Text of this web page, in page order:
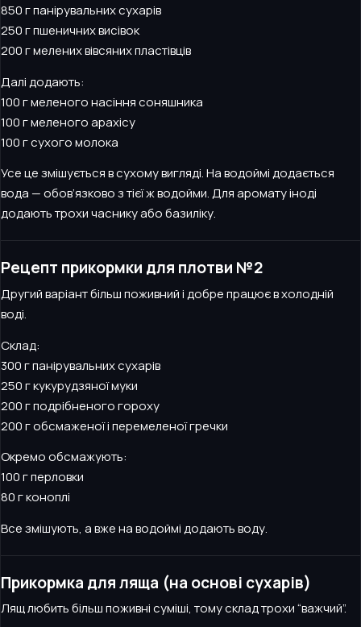
850 г панірувальних сухарів
250 г пшеничних висівок
200 г мелених вівсяних пластівців
Далі додають:
100 г меленого насіння соняшника
100 г меленого арахісу
100 г сухого молока
Усе це змішується в сухому вигляді. На водоймі додається
вода — обов’язково з тієї ж водойми. Для аромату іноді
додають трохи часнику або базиліку.
Рецепт прикормки для плотви №2
Другий варіант більш поживний і добре працює в холодній
воді.
Склад:
300 г панірувальних сухарів
250 г кукурудзяної муки
200 г подрібненого гороху
200 г обсмаженої і перемеленої гречки
Окремо обсмажують:
100 г перловки
80 г коноплі
Все змішують, а вже на водоймі додають воду.
Прикормка для ляща (на основі сухарів)
Лящ любить більш поживні суміші, тому склад трохи “важчий”.